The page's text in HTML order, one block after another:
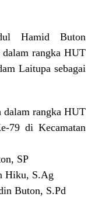
Hamid Buton
dalam rangka HUT
Laitupa sebagai
rangka HUT
79 di Kecamatan
SP
Hiku, S.Ag
Buton, S.Pd